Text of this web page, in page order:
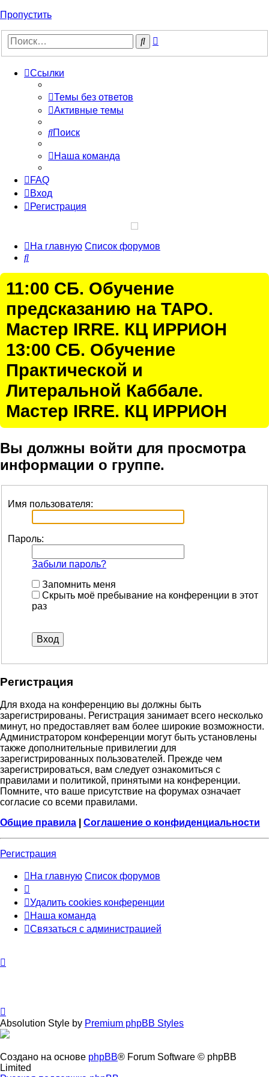
Пропустить
Поиск
Ссылки
Темы без ответов
Активные темы
Поиск
Наша команда
FAQ
Вход
Регистрация
На главную Список форумов
Поиск
11:00 СБ. Обучение
предсказанию на ТАРО.
Мастер IRRE. КЦ ИРРИОН
13:00 СБ. Обучение
Практической и
Литеральной Каббале.
Мастер IRRE. КЦ ИРРИОН
Вы должны войти для просмотра
информации о группе.
Имя пользователя:
Пароль:
Забыли пароль?
Запомнить меня
Скрыть моё пребывание на конференции в этот
раз
Регистрация
Для входа на конференцию вы должны быть
зарегистрированы. Регистрация занимает всего несколько
минут, но предоставляет вам более широкие возможности.
Администратором конференции могут быть установлены
также дополнительные привилегии для
зарегистрированных пользователей. Прежде чем
зарегистрироваться, вам следует ознакомиться с
правилами и политикой, принятыми на конференции.
Помните, что ваше присутствие на форумах означает
согласие со всеми правилами.
Общие правила
Соглашение о конфиденциальности
Регистрация
На главную Список форумов
Удалить cookies конференции
Наша команда
Связаться с администрацией
Absolution Style by Premium phpBB Styles
Создано на основе phpBB® Forum Software © phpBB
Limited